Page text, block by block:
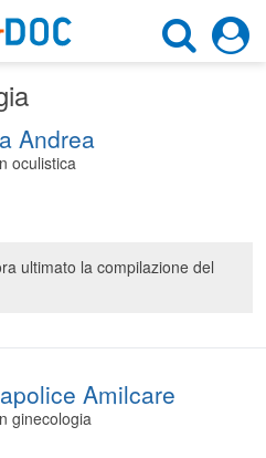
×
di ricerca
×
specialista
o cognome
Andrea
oculistica
ultimato la compilazione del
Amilcare
ginecologia